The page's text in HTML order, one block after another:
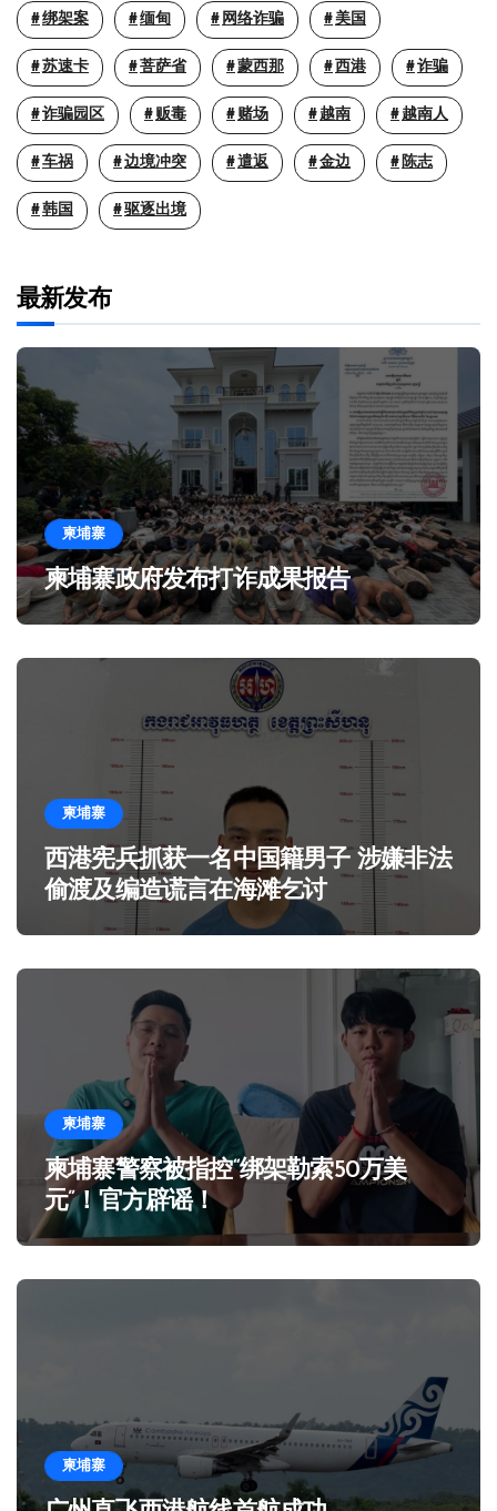
绑架案 缅甸 网络诈骗 美国
苏速卡 菩萨省 蒙西那 西港 诈骗
诈骗园区 贩毒 赌场 越南 越南人
车祸 边境冲突 遣返 金边 陈志
韩国 驱逐出境
最新发布
柬埔寨
柬埔寨政府发布打诈成果报告
柬埔寨
西港宪兵抓获一名中国籍男子 涉嫌非法
偷渡及编造谎言在海滩乞讨
柬埔寨
柬埔寨警察被指控“绑架勒索50万美
元”！官方辟谣！
柬埔寨